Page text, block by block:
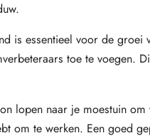
is essentieel voor de groei
toe te voegen.
lopen naar je moestuin
om te werken. Een goed